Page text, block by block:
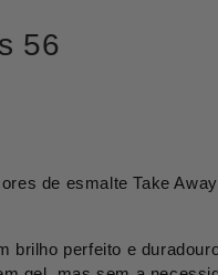
56
de esmalte Take
brilho perfeito e